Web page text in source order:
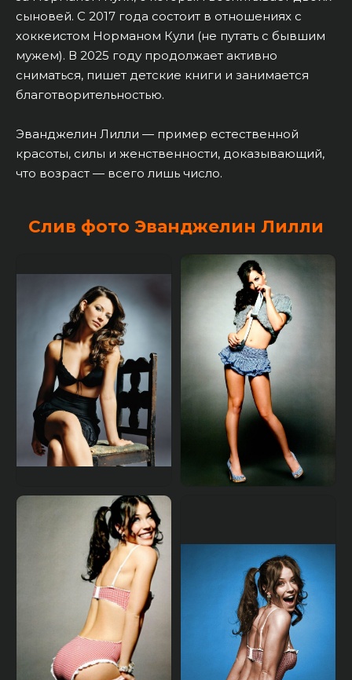
сыновей. С 2017 года состоит в отношениях с
хоккеистом Норманом Кули (не путать с бывшим
мужем). В 2025 году продолжает активно
сниматься, пишет детские книги и занимается
благотворительностью.
Эванджелин Лилли — пример естественной
красоты, силы и женственности, доказывающий,
что возраст — всего лишь число.
Слив фото Эванджелин Лилли